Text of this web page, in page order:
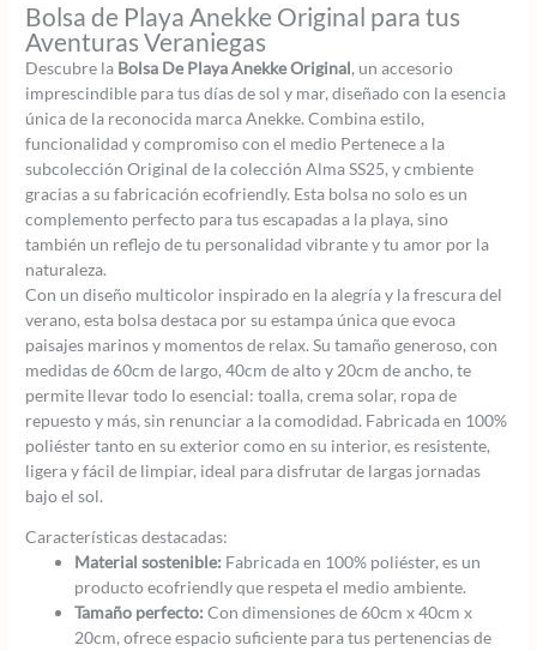
Bolsa de Playa Anekke Original para tus
Aventuras Veraniegas
Descubre la Bolsa De Playa Anekke Original, un accesorio
imprescindible para tus días de sol y mar, diseñado con la esencia
única de la reconocida marca Anekke. Combina estilo,
funcionalidad y compromiso con el medio Pertenece a la
subcolección Original de la colección Alma SS25, y cmbiente
gracias a su fabricación ecofriendly. Esta bolsa no solo es un
complemento perfecto para tus escapadas a la playa, sino
también un reflejo de tu personalidad vibrante y tu amor por la
naturaleza.
Con un diseño multicolor inspirado en la alegría y la frescura del
verano, esta bolsa destaca por su estampa única que evoca
paisajes marinos y momentos de relax. Su tamaño generoso, con
medidas de 60cm de largo, 40cm de alto y 20cm de ancho, te
permite llevar todo lo esencial: toalla, crema solar, ropa de
repuesto y más, sin renunciar a la comodidad. Fabricada en 100%
poliéster tanto en su exterior como en su interior, es resistente,
ligera y fácil de limpiar, ideal para disfrutar de largas jornadas
bajo el sol.
Características destacadas:
Material sostenible: Fabricada en 100% poliéster, es un
producto ecofriendly que respeta el medio ambiente.
Tamaño perfecto: Con dimensiones de 60cm x 40cm x
20cm, ofrece espacio suficiente para tus pertenencias de